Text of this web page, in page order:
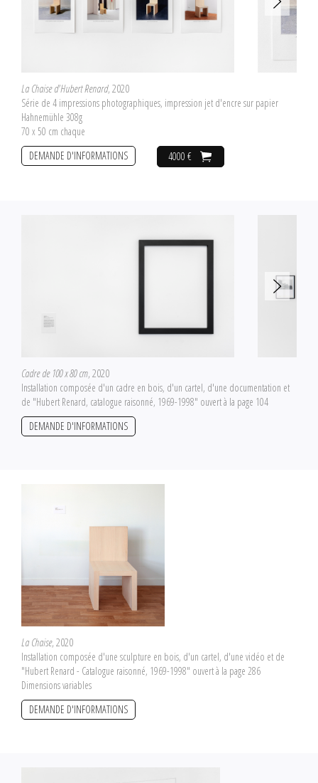
La Chaise d'Hubert Renard, 2020
Série de 4 impressions photographiques, impression jet d'encre sur papier
Hahnemühle 308g
70 x 50 cm chaque
4000 €
DEMANDE D'INFORMATIONS
Cadre de 100 x 80 cm, 2020
Installation composée d'un cadre en bois, d'un cartel, d'une documentation et
de "Hubert Renard, catalogue raisonné, 1969-1998" ouvert à la page 104
DEMANDE D'INFORMATIONS
La Chaise, 2020
Installation composée d'une sculpture en bois, d'un cartel, d'une vidéo et de
"Hubert Renard - Catalogue raisonné, 1969-1998" ouvert à la page 286
Dimensions variables
DEMANDE D'INFORMATIONS